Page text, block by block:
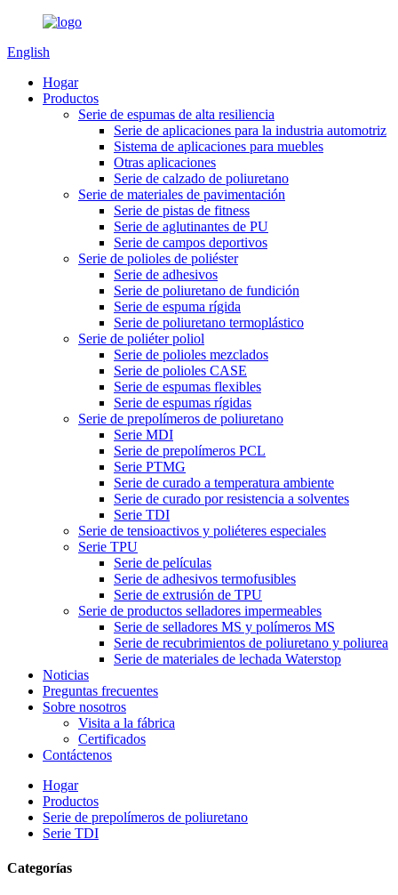
English
Hogar
Productos
Serie de espumas de alta resiliencia
Serie de aplicaciones para la industria automotriz
Sistema de aplicaciones para muebles
Otras aplicaciones
Serie de calzado de poliuretano
Serie de materiales de pavimentación
Serie de pistas de fitness
Serie de aglutinantes de PU
Serie de campos deportivos
Serie de polioles de poliéster
Serie de adhesivos
Serie de poliuretano de fundición
Serie de espuma rígida
Serie de poliuretano termoplástico
Serie de poliéter poliol
Serie de polioles mezclados
Serie de polioles CASE
Serie de espumas flexibles
Serie de espumas rígidas
Serie de prepolímeros de poliuretano
Serie MDI
Serie de prepolímeros PCL
Serie PTMG
Serie de curado a temperatura ambiente
Serie de curado por resistencia a solventes
Serie TDI
Serie de tensioactivos y poliéteres especiales
Serie TPU
Serie de películas
Serie de adhesivos termofusibles
Serie de extrusión de TPU
Serie de productos selladores impermeables
Serie de selladores MS y polímeros MS
Serie de recubrimientos de poliuretano y poliurea
Serie de materiales de lechada Waterstop
Noticias
Preguntas frecuentes
Sobre nosotros
Visita a la fábrica
Certificados
Contáctenos
Hogar
Productos
Serie de prepolímeros de poliuretano
Serie TDI
Categorías